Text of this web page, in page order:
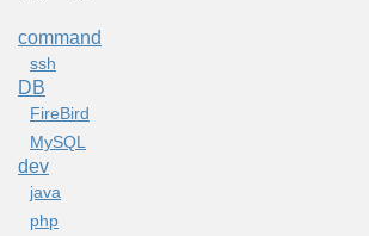
command
ssh
DB
FireBird
MySQL
dev
java
php